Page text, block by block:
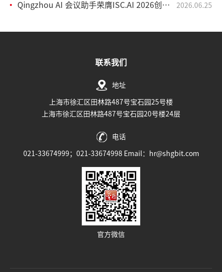
Qingzhou AI 会议助手荣膺ISC.AI 2026创新独角兽沙盒大赛AI应用创新赛道全国十强！ 2026.06.25
联系我们
地址
上海市徐汇区田林路487号宝石园25号楼
上海市徐汇区田林路487号宝石园20号楼24层
电话
021-33674999；021-33674998 Email：hr@shgbit.com
官方微信